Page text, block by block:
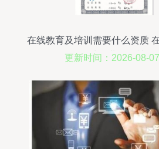
在线教育及培训需要什么资质
处理业务的关键
更新时间：2026-08-